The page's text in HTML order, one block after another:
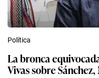
Política
La bronca
Vivas sobre